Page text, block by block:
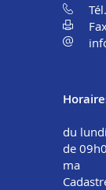
du
de
ma